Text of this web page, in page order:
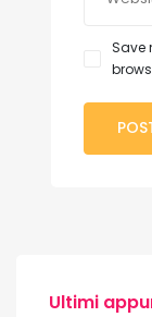
Save
Ultimi